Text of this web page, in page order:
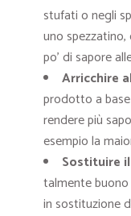
stufati o negli
uno
po’ di sapore
Arricchire
prodotto a
rendere più
esempio la
Sostituire
talmente
in sostituzione